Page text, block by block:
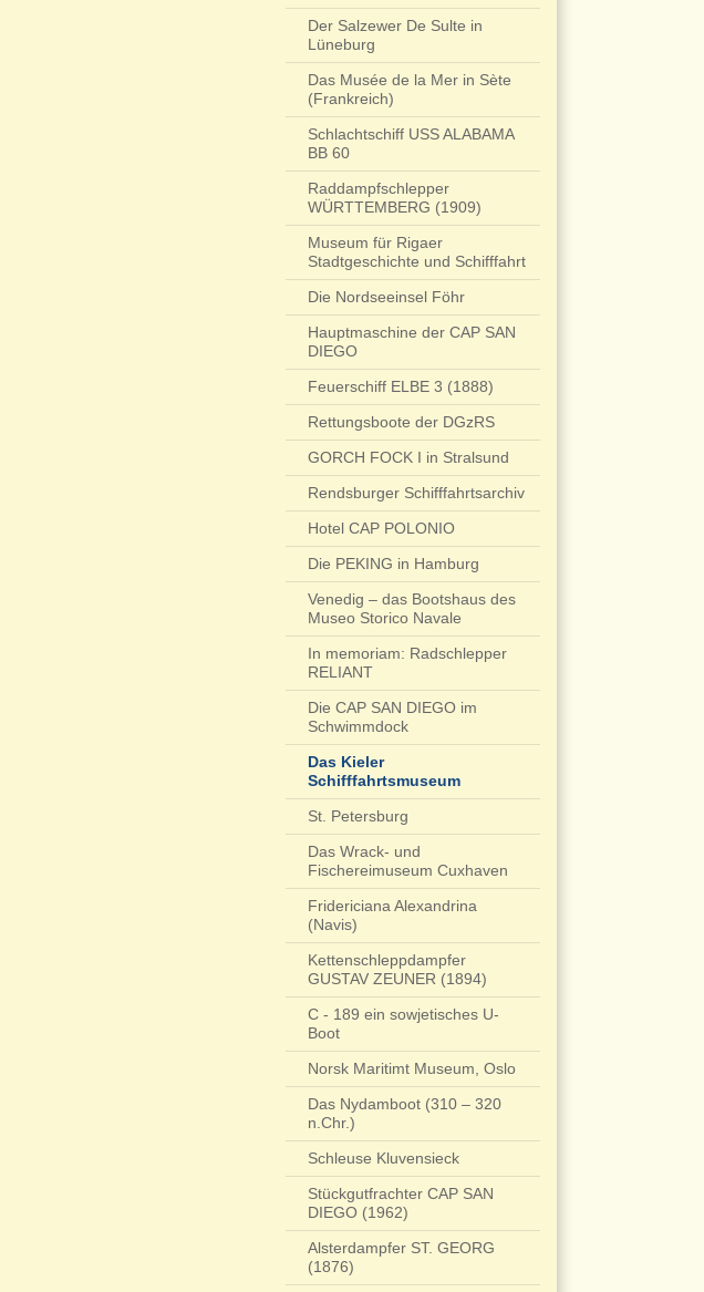
Der Salzewer De Sulte in
Lüneburg
Das Musée de la Mer in Sète
(Frankreich)
Schlachtschiff USS ALABAMA
BB 60
Raddampfschlepper
WÜRTTEMBERG (1909)
Museum für Rigaer
Stadtgeschichte und Schifffahrt
Die Nordseeinsel Föhr
Hauptmaschine der CAP SAN
DIEGO
Feuerschiff ELBE 3 (1888)
Rettungsboote der DGzRS
GORCH FOCK I in Stralsund
Rendsburger Schifffahrtsarchiv
Hotel CAP POLONIO
Die PEKING in Hamburg
Venedig – das Bootshaus des
Museo Storico Navale
In memoriam: Radschlepper
RELIANT
Die CAP SAN DIEGO im
Schwimmdock
Das Kieler
Schifffahrtsmuseum
St. Petersburg
Das Wrack- und
Fischereimuseum Cuxhaven
Fridericiana Alexandrina
(Navis)
Kettenschleppdampfer
GUSTAV ZEUNER (1894)
C - 189 ein sowjetisches U-
Boot
Norsk Maritimt Museum, Oslo
Das Nydamboot (310 – 320
n.Chr.)
Schleuse Kluvensieck
Stückgutfrachter CAP SAN
DIEGO (1962)
Alsterdampfer ST. GEORG
(1876)